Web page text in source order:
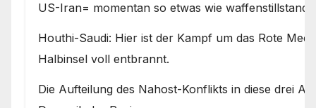
US-Iran= momentan so etwas wie waffenstillstand
Houthi-Saudi: Hier ist der Kampf um das Rote
Halbinsel voll entbrannt.
Die Aufteilung des Nahost-Konflikts in diese drei